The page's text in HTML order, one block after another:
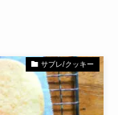
サブレ/クッキー